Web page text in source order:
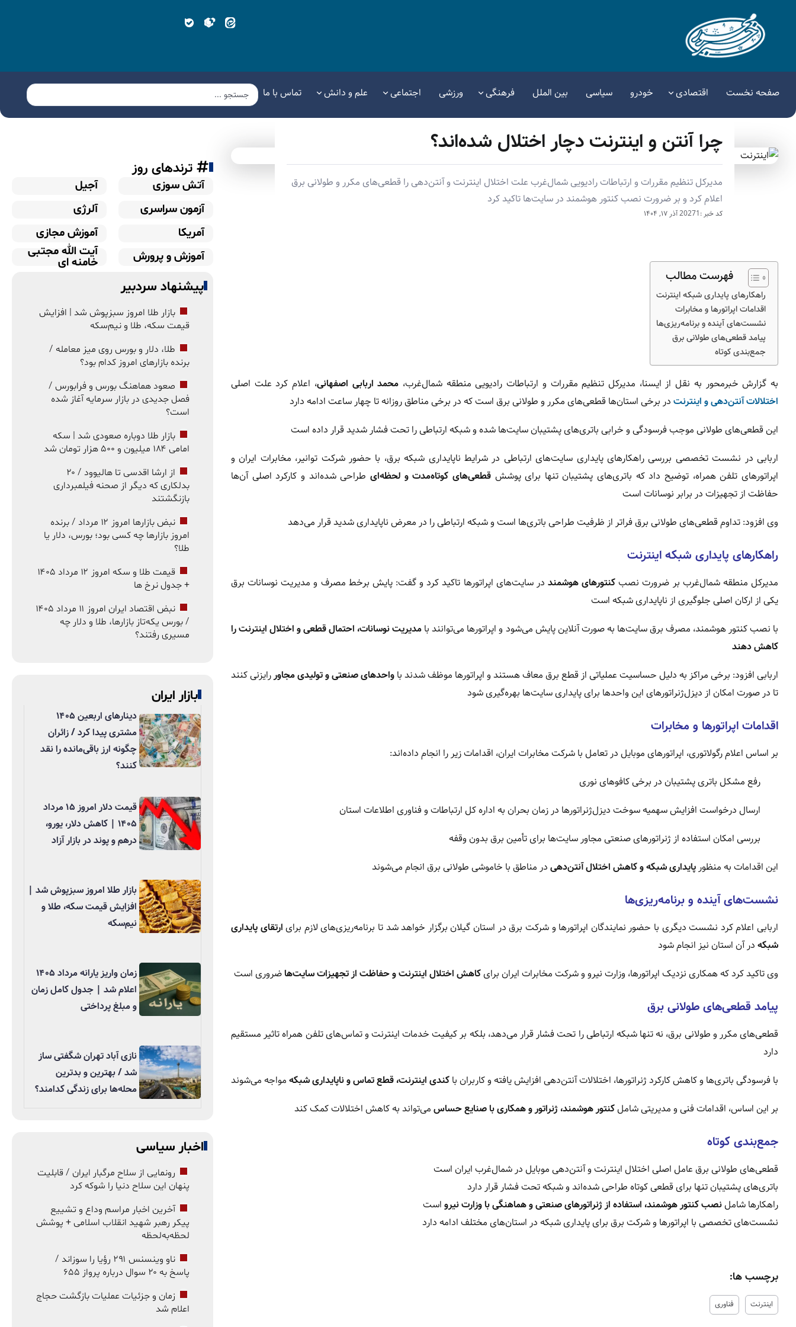
صفحه نخست اقتصادی خودرو سیاسی بین الملل فرهنگی ورزشی اجتماعی علم و دانش تماس با ما
چرا آنتن و اینترنت دچار اختلال شده‌اند؟
مدیرکل تنظیم مقررات و ارتباطات رادیویی شمال‌غرب علت اختلال اینترنت و آنتن‌دهی را قطعی‌های مکرر و طولانی برق
اعلام کرد و بر ضرورت نصب کنتور هوشمند در سایت‌ها تاکید کرد
کد خبر :20271 آذر ۱۷, ۱۴۰۴
فهرست مطالب
راهکارهای پایداری شبکه اینترنت
اقدامات اپراتورها و مخابرات
نشست‌های آینده و برنامه‌ریزی‌ها
پیامد قطعی‌های طولانی برق
جمع‌بندی کوتاه
به گزارش خبرمحور به نقل از ایسنا، مدیرکل تنظیم مقررات و ارتباطات رادیویی منطقه شمال‌غرب، محمد اربابی اصفهانی، اعلام کرد علت اصلی
اختلالات آنتن‌دهی و اینترنت در برخی استان‌ها قطعی‌های مکرر و طولانی برق است که در برخی مناطق روزانه تا چهار ساعت ادامه دارد
این قطعی‌های طولانی موجب فرسودگی و خرابی باتری‌های پشتیبان سایت‌ها شده و شبکه ارتباطی را تحت فشار شدید قرار داده است
اربابی در نشست تخصصی بررسی راهکارهای پایداری سایت‌های ارتباطی در شرایط ناپایداری شبکه برق، با حضور شرکت توانیر، مخابرات ایران و
اپراتورهای تلفن همراه، توضیح داد که باتری‌های پشتیبان تنها برای پوششقطعی‌های کوتاه‌مدت و لحظه‌ای طراحی شده‌اند و کارکرد اصلی آن‌ها
حفاظت از تجهیزات در برابر نوسانات است
وی افزود: تداوم قطعی‌های طولانی برق فراتر از ظرفیت طراحی باتری‌ها است و شبکه ارتباطی را در معرض ناپایداری شدید قرار می‌دهد
راهکارهای پایداری شبکه اینترنت
مدیرکل منطقه شمال‌غرب بر ضرورت نصب کنتورهای هوشمند در سایت‌های اپراتورها تاکید کرد و گفت: پایش برخط مصرف و مدیریت نوسانات برق
یکی از ارکان اصلی جلوگیری از ناپایداری شبکه است
با نصب کنتور هوشمند، مصرف برق سایت‌ها به صورت آنلاین پایش می‌شود و اپراتورها می‌توانند با مدیریت نوسانات، احتمال قطعی و اختلال اینترنت را
کاهش دهند
اربابی افزود: برخی مراکز به دلیل حساسیت عملیاتی از قطع برق معاف هستند و اپراتورها موظف شدند با واحدهای صنعتی و تولیدی مجاور رایزنی کنند
تا در صورت امکان از دیزل‌ژنراتورهای این واحدها برای پایداری سایت‌ها بهره‌گیری شود
اقدامات اپراتورها و مخابرات
بر اساس اعلام رگولاتوری، اپراتورهای موبایل در تعامل با شرکت مخابرات ایران، اقدامات زیر را انجام داده‌اند:
رفع مشکل باتری پشتیبان در برخی کافوهای نوری
ارسال درخواست افزایش سهمیه سوخت دیزل‌ژنراتورها در زمان بحران به اداره کل ارتباطات و فناوری اطلاعات استان
بررسی امکان استفاده از ژنراتورهای صنعتی مجاور سایت‌ها برای تأمین برق بدون وقفه
این اقدامات به منظور پایداری شبکه و کاهش اختلال آنتن‌دهی در مناطق با خاموشی طولانی برق انجام می‌شوند
نشست‌های آینده و برنامه‌ریزی‌ها
اربابی اعلام کرد نشست دیگری با حضور نمایندگان اپراتورها و شرکت برق در استان گیلان برگزار خواهد شد تا برنامه‌ریزی‌های لازم برای ارتقای پایداری
شبکه در آن استان نیز انجام شود
وی تاکید کرد که همکاری نزدیک اپراتورها، وزارت نیرو و شرکت مخابرات ایران برایکاهش اختلال اینترنت و حفاظت از تجهیزات سایت‌هاضروری است
پیامد قطعی‌های طولانی برق
قطعی‌های مکرر و طولانی برق، نه تنها شبکه ارتباطی را تحت فشار قرار می‌دهد، بلکه بر کیفیت خدمات اینترنت و تماس‌های تلفن همراه تاثیر مستقیم
دارد
با فرسودگی باتری‌ها و کاهش کارکرد ژنراتورها، اختلالات آنتن‌دهی افزایش یافته و کاربران با کندی اینترنت، قطع تماس و ناپایداری شبکه مواجه می‌شوند
بر این اساس، اقدامات فنی و مدیریتی شاملکنتور هوشمند، ژنراتور و همکاری با صنایع حساس می‌تواند به کاهش اختلالات کمک کند
جمع‌بندی کوتاه
قطعی‌های طولانی برق عامل اصلی اختلال اینترنت و آنتن‌دهی موبایل در شمال‌غرب ایران است
باتری‌های پشتیبان تنها برای قطعی کوتاه طراحی شده‌اند و شبکه تحت فشار قرار دارد
راهکارها شاملنصب کنتور هوشمند، استفاده از ژنراتورهای صنعتی و هماهنگی با وزارت نیرو است
نشست‌های تخصصی با اپراتورها و شرکت برق برای پایداری شبکه در استان‌های مختلف ادامه دارد
برچسب ها:
اینترنت فناوری
ترندهای روز
آتش سوزی
آجیل
آزمون سراسری
آلرژی
آمریکا
آموزش مجازی
آموزش و پرورش
آیت الله مجتبی
خامنه ای
پیشنهاد سردبیر
بازار طلا امروز سبزپوش شد | افزایش
قیمت سکه، طلا و نیم‌سکه
طلا، دلار و بورس روی میز معامله /
برنده بازارهای امروز کدام بود؟
صعود هماهنگ بورس و فرابورس /
فصل جدیدی در بازار سرمایه آغاز شده
است؟
بازار طلا دوباره صعودی شد | سکه
امامی ۱۸۴ میلیون و ۵۰۰ هزار تومان شد
از ارشا اقدسی تا هالیوود / ۲۰
بدلکاری که دیگر از صحنه فیلمبرداری
بازنگشتند
نبض بازارها امروز ۱۲ مرداد / برنده
امروز بازارها چه کسی بود؛ بورس، دلار یا
طلا؟
قیمت طلا و سکه امروز ۱۲ مرداد ۱۴۰۵
+ جدول نرخ ها
نبض اقتصاد ایران امروز ۱۱ مرداد ۱۴۰۵
/ بورس یکه‌تاز بازارها، طلا و دلار چه
مسیری رفتند؟
بازار ایران
دینارهای اربعین ۱۴۰۵
مشتری پیدا کرد / زائران
چگونه ارز باقی‌مانده را نقد
کنند؟
قیمت دلار امروز ۱۵ مرداد
۱۴۰۵ | کاهش دلار، یورو،
درهم و پوند در بازار آزاد
بازار طلا امروز سبزپوش شد |
افزایش قیمت سکه، طلا و
نیم‌سکه
زمان واریز یارانه مرداد ۱۴۰۵
اعلام شد | جدول کامل زمان
و مبلغ پرداختی
نازی آباد تهران شگفتی ساز
شد / بهترین و بدترین
محله‌ها برای زندگی کدامند؟
اخبار سیاسی
رونمایی از سلاح مرگبار ایران / قابلیت
پنهان این سلاح دنیا را شوکه کرد
آخرین اخبار مراسم وداع و تشییع
پیکر رهبر شهید انقلاب اسلامی + پوشش
لحظه‌به‌لحظه
ناو وینسنس ۲۹۱ رؤیا را سوزاند /
پاسخ به ۲۰ سوال درباره پرواز ۶۵۵
زمان و جزئیات عملیات بازگشت حجاج
اعلام شد